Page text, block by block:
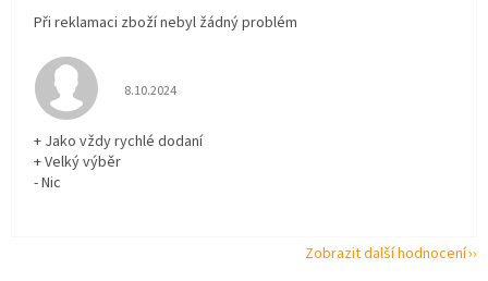
Při reklamaci zboží nebyl žádný problém
Hodnocení obchodu je 5 z 5 hvězdiček.
8.10.2024
+ Jako vždy rychlé dodaní
+ Velký výběr
- Nic
Zobrazit další hodnocení